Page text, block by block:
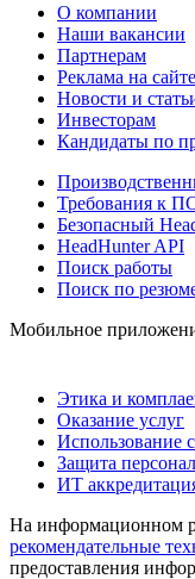
О компании
Наши вакансии
Партнерам
Реклама на сайте
Новости и
Инвесторам
Кандидаты по
Требования к
Безопасный
HeadHunter API
Поиск работы
Поиск по
Мобильное
Этика и
Оказание услуг
Использование
Защита
ИТ
На информационном
рекомендательные
предоставления